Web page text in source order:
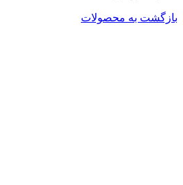
بازگشت به محصولات